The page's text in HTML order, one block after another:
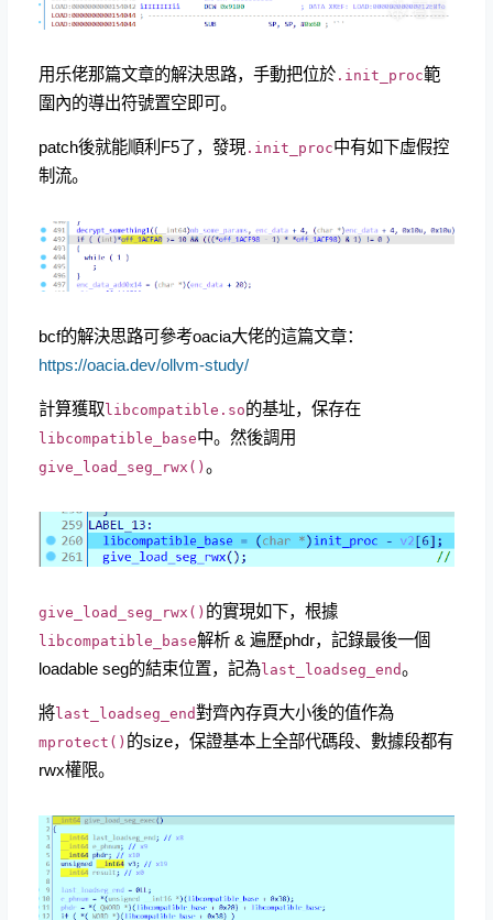
用乐佬那篇文章的解決思路，手動把位於.init_proc範
圍內的導出符號置空即可。
patch後就能順利F5了，發現.init_proc中有如下虛假控
制流。
bcf的解決思路可參考oacia大佬的這篇文章：
https://oacia.dev/ollvm-study/
計算獲取libcompatible.so的基址，保存在
libcompatible_base中。然後調用
give_load_seg_rwx()。
give_load_seg_rwx() 的實現如下，根據
libcompatible_base解析 & 遍歷phdr，記錄最後一個
loadable seg的結束位置，記為last_loadseg_end。
將last_loadseg_end對齊內存頁大小後的值作為
mprotect() 的size，保證基本上全部代碼段、數據段都有
rwx權限。